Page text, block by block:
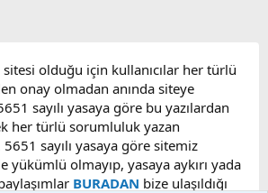
olduğu için kullanıcılar her türlü
onay olmadan anında siteye
sayılı yasaya göre bu yazılardan
her türlü sorumluluk yazan
5651 sayılı yasaya göre sitemiz
yükümlü olmayıp, yasaya aykırı yada
BURADAN bize ulaşıldığı